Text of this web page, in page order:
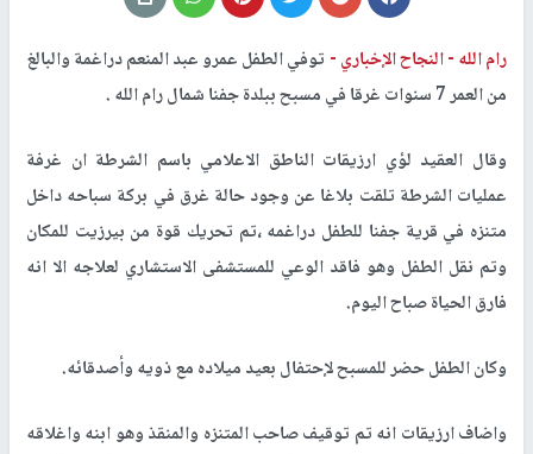
رام الله -النجاح الإخباري - توفي الطفل عمرو عبد المنعم دراغمة والبالغ
من العمر 7 سنوات غرقا في مسبح ببلدة جفنا شمال رام الله .
وقال العقيد لؤي ارزيقات الناطق الاعلامي باسم الشرطة ان غرفة
عمليات الشرطة تلقت بلاغا عن وجود حالة غرق في بركة سباحه داخل
متنزه في قرية جفنا للطفل دراغمه ،تم تحريك قوة من بيرزيت للمكان
وتم نقل الطفل وهو فاقد الوعي للمستشفى الاستشاري لعلاجه الا انه
فارق الحياة صباح اليوم.
وكان الطفل حضر للمسبح لإحتفال بعيد ميلاده مع ذويه وأصدقائه.
واضاف ارزيقات انه تم توقيف صاحب المتنزه والمنقذ وهو ابنه واغلاقه